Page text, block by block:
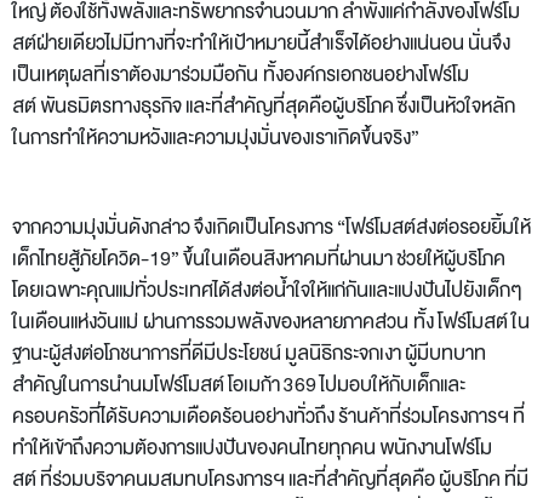
ใหญ่ ต้องใช้ทั้งพลังและทรัพยากรจำนวนมาก ลำพังแค่กำลังของโฟร์โม
สต์ฝ่ายเดียวไม่มีทางที่จะทำให้เป้าหมายนี้สำเร็จได้อย่างแน่นอน นั่นจึง
เป็นเหตุผลที่เราต้องมาร่วมมือกัน ทั้งองค์กรเอกชนอย่างโฟร์โม
สต์ พันธมิตรทางธุรกิจ และที่สำคัญที่สุดคือผู้บริโภค ซึ่งเป็นหัวใจหลัก
ในการทำให้ความหวังและความมุ่งมั่นของเราเกิดขึ้นจริง”
จากความมุ่งมั่นดังกล่าว จึงเกิดเป็นโครงการ“โฟร์โมสต์ส่งต่อรอยยิ้มให้
เด็กไทยสู้ภัยโควิด-19”ขึ้นในเดือนสิงหาคมที่ผ่านมา ช่วยให้ผู้บริโภค
โดยเฉพาะคุณแม่ทั่วประเทศได้ส่งต่อน้ำใจให้แก่กันและแบ่งปันไปยังเด็กๆ
ในเดือนแห่งวันแม่ ผ่านการรวมพลังของหลายภาคส่วน ทั้งโฟร์โมสต์ใน
ฐานะผู้ส่งต่อโภชนาการที่ดีมีประโยชน์มูลนิธิกระจกเงาผู้มีบทบาท
สำคัญในการนำนมโฟร์โมสต์ โอเมก้า 369 ไปมอบให้กับเด็กและ
ครอบครัวที่ได้รับความเดือดร้อนอย่างทั่วถึงร้านค้าที่ร่วมโครงการฯที่
ทำให้เข้าถึงความต้องการแบ่งปันของคนไทยทุกคนพนักงานโฟร์โม
สต์ที่ร่วมบริจาคนมสมทบโครงการฯ และที่สำคัญที่สุดคือผู้บริโภคที่มี